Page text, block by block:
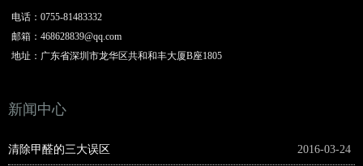
电话： 0755-81483332
邮箱： 468628839@qq.com
地址： 广东省深圳市龙华区共和和丰大厦B座1805
新闻中心
2016-03-24
清除甲醛的三大误区